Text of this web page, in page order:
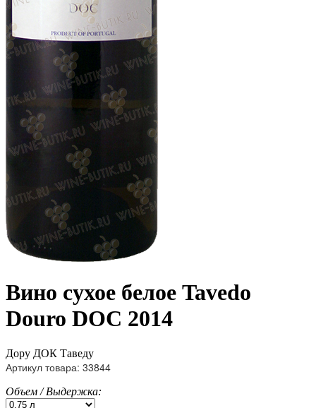
Вино сухое белое Tavedo
Douro DOC 2014
Дору ДОК Таведу
Артикул товара: 33844
Объем / Выдержка: